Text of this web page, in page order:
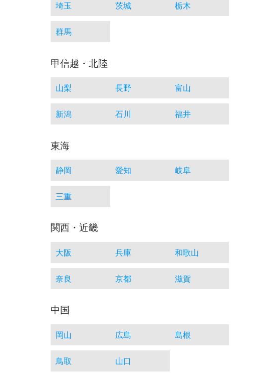
埼玉 茨城 栃木
群馬
甲信越・北陸
山梨 長野 富山
新潟 石川 福井
東海
静岡 愛知 岐阜
三重
関西・近畿
大阪 兵庫 和歌山
奈良 京都 滋賀
中国
岡山 広島 島根
鳥取 山口